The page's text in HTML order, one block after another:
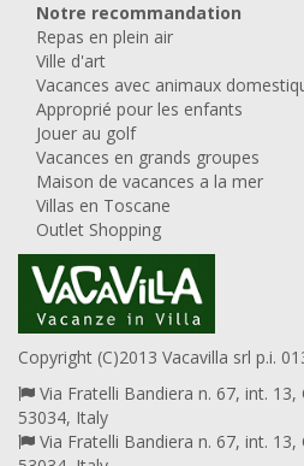
Notre recommandation
Repas en plein air
Ville d'art
Vacances avec animaux
Approprié pour les enfants
Jouer au golf
Vacances en grands groupes
Maison de vacances a la mer
Villas en Toscane
Outlet Shopping
Copyright (C)2013 Vacavilla srl p.i.
Via Fratelli Bandiera n. 67, int. 13,
53034, Italy
Via Fratelli Bandiera n. 67, int. 13,